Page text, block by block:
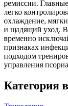
ремиссии.
легко
охлаждение,
и щадящий уход. В
временно
признаках
подходом
управления
Категория